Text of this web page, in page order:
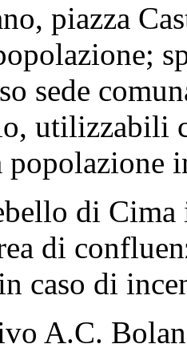
piazza
sede
utilizzabili
popolazione
di
di
caso di
A.C.